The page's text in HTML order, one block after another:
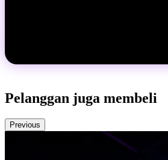
Pelanggan juga membeli
Previous